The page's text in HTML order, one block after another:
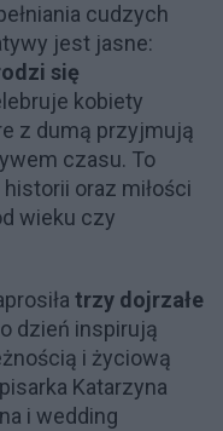
cudzych
jest jasne:
się
kobiety
z dumą przyjmują
czasu. To
oraz miłości
wieku czy
trzy dojrzałe
dzień inspirują
i życiową
Katarzyna
i wedding